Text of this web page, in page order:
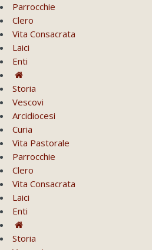
Parrocchie
Clero
Vita Consacrata
Laici
Enti
Storia
Vescovi
Arcidiocesi
Curia
Vita Pastorale
Parrocchie
Clero
Vita Consacrata
Laici
Enti
Storia